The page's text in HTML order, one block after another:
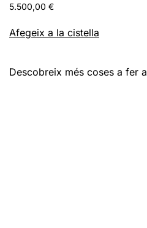
5.500,00 €
Afegeix a la cistella
Descobreix més coses a fer a